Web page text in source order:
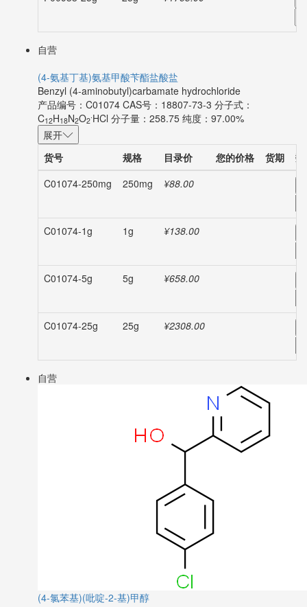
自营
(4-氨基丁基)氨基甲酸苄酯盐酸盐
Benzyl (4-aminobutyl)carbamate hydrochloride
产品编号：C01074 CAS号：18807-73-3 分子式：
C12H18N2O2
.HCl 分子量：258.75 纯度：97.00%
展开
货号
规格 目录价 您的价格 货期
C01074-250mg
250mg ¥88.00
C01074-1g 1g ¥138.00
C01074-5g 5g ¥658.00
C01074-25g 25g ¥2308.00
自营
(4-氯苯基)(吡啶-2-基)甲醇